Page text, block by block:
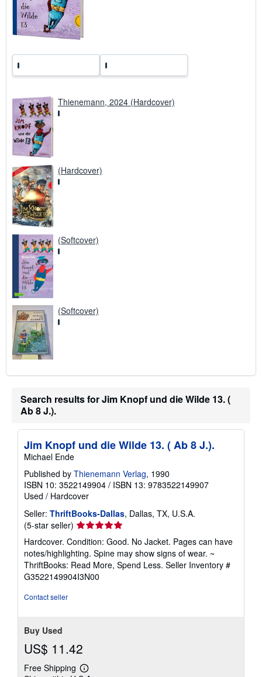
Thienemann, 2024 (Hardcover)
(Hardcover)
(Softcover)
(Softcover)
Search results for Jim Knopf und die Wilde 13. (
Ab 8 J.).
Jim Knopf und die Wilde 13. ( Ab 8 J.).
Michael Ende
Published by Thienemann Verlag, 1990
ISBN 10: 3522149904 / ISBN 13: 9783522149907
Used / Hardcover
Seller: ThriftBooks-Dallas, Dallas, TX, U.S.A.
(5-star seller) Seller
rating
5
out
of
5
Hardcover. Condition: Good. No Jacket. Pages can have
notes/highlighting. Spine may show signs of wear. ~
ThriftBooks: Read More, Spend Less. Seller Inventory #
G3522149904I3N00
Contact seller
Buy Used
US$ 11.42
Free Shipping
Learn